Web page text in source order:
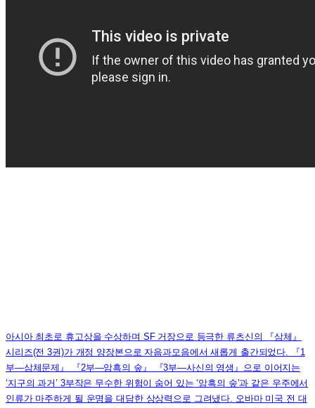
아시아 최초로 휴고상을 수상하며 SF 거장으로 등극한 류츠신의 『삼체』
시리즈(전 3권)가 개정 양장본으로 자음과모음에서 새롭게 출간되었다. 『1
부―삼체문제』 『2부―암흑의 숲』 『3부―사신의 영생』으로 이어지는
‘지구의 과거’ 3부작은 무수한 위험이 숨어 있는 ‘암흑의 숲’과 같은 우주에서
인류가 마주하게 될 운명을 대담한 상상력으로 그려냈다. 오바마 미국 전 대